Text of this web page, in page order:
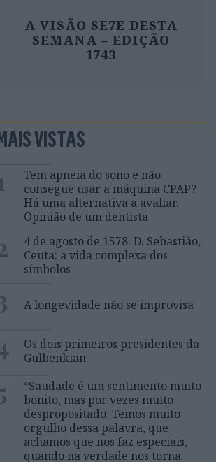
A VISÃO SE7E DESTA
SEMANA – EDIÇÃO
1743
VISTAS
Tem apneia do sono e não
consegue usar a máquina CPAP?
Há uma alternativa a avaliar.
Opinião de um dentista
4 de agosto de 1578. D. Sebastião,
Ceuta: a vida complexa dos
símbolos
A longevidade não se improvisa
Os dois primeiros presidentes da
Gulbenkian
“Saudade é um sentimento muito
bonito, mas por vezes muito
despropositado. Temos muito
orgulho dessa palavra, que
achamos que nos faz especiais,
quando na verdade nos torna